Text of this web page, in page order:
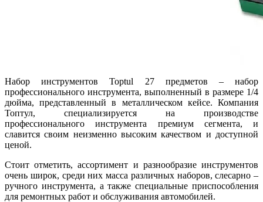
Набор инструментов Toptul 27 предметов – набор
профессионального инструмента, выполненный в размере 1/4
дюйма, представленный в металлическом кейсе. Компания
Топтул, специализируется на производстве
профессионального инструмента премиум сегмента, и
славится своим неизменно высоким качеством и доступной
ценой.
Стоит отметить, ассортимент и разнообразие инструментов
очень широк, среди них масса различных наборов, слесарно –
ручного инструмента, а также специальные приспособления
для ремонтных работ и обслуживания автомобилей.